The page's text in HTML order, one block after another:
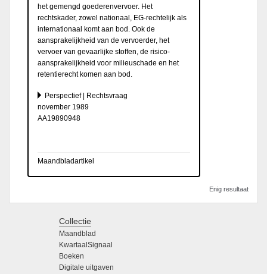
het gemengd goederenvervoer. Het
rechtskader, zowel nationaal, EG-rechtelijk als
internationaal komt aan bod. Ook de
aansprakelijkheid van de vervoerder, het
vervoer van gevaarlijke stoffen, de risico-
aansprakelijkheid voor milieuschade en het
retentierecht komen aan bod.
Perspectief | Rechtsvraag
november 1989
AA19890948
Maandbladartikel
Enig resultaat
Collectie
Maandblad
KwartaalSignaal
Boeken
Digitale uitgaven